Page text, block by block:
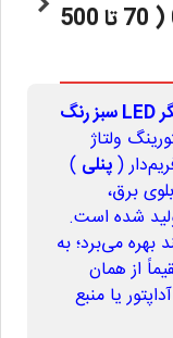
ولت متر پنلی سبز AC سایز 0.56 ( 70 تا 500
ولت متر AC 70V-500V پنلی با نمایشگر LED سبز رنگ
ولتاژ
(پنلی )
برق،
شده است.
می‌برد؛ به
از همان
یا منبع